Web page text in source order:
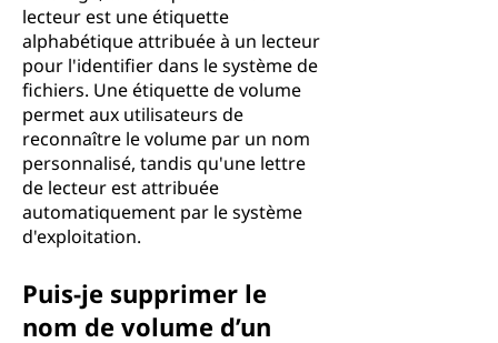
lecteur est une étiquette
alphabétique attribuée à un lecteur
pour l'identifier dans le système de
fichiers. Une étiquette de volume
permet aux utilisateurs de
reconnaître le volume par un nom
personnalisé, tandis qu'une lettre
de lecteur est attribuée
automatiquement par le système
d'exploitation.
Puis-je supprimer le
nom de volume d’un